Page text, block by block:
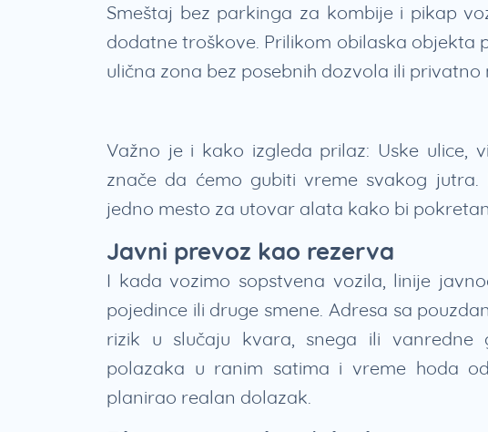
Smeštaj bez parkinga za kombije i pikap
dodatne troškove. Prilikom obilaska objekta
ulična zona bez posebnih dozvola ili privatno
Važno je i kako izgleda prilaz: Uske ulice,
znače da ćemo gubiti vreme svakog
jedno mesto za utovar alata kako bi
Javni prevoz kao rezerva
I kada vozimo sopstvena vozila, linije
pojedince ili druge smene. Adresa sa
rizik u slučaju kvara, snega ili vanredne
polazaka u ranim satima i vreme hoda
planirao realan dolazak.